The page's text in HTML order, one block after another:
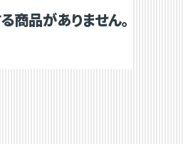
商品がありません。